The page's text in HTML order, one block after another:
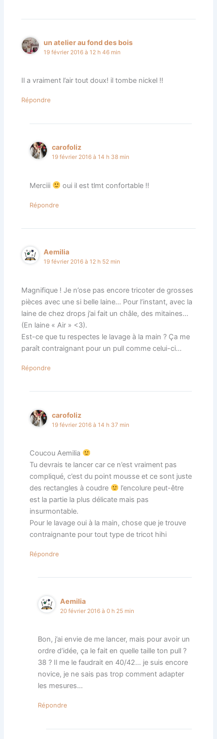
un atelier au fond des bois
19 février 2016 à 12 h 46 min
Il a vraiment l’air tout doux! il tombe nickel !!
Répondre
carofoliz
19 février 2016 à 14 h 38 min
Merciii oui il est tlmt confortable !!
Répondre
Aemilia
19 février 2016 à 12 h 52 min
Magnifique ! Je n’ose pas encore tricoter de grosses
pièces avec une si belle laine… Pour l’instant, avec la
laine de chez drops j’ai fait un châle, des mitaines…
(En laine « Air » <3).
Est-ce que tu respectes le lavage à la main ? Ça me
paraît contraignant pour un pull comme celui-ci…
Répondre
carofoliz
19 février 2016 à 14 h 37 min
Coucou Aemilia
Tu devrais te lancer car ce n’est vraiment pas
compliqué, c’est du point mousse et ce sont juste
des rectangles à coudre
l’encolure peut-être
est la partie la plus délicate mais pas
insurmontable.
Pour le lavage oui à la main, chose que je trouve
contraignante pour tout type de tricot hihi
Répondre
Aemilia
20 février 2016 à 0 h 25 min
Bon, j’ai envie de me lancer, mais pour avoir un
ordre d’idée, ça le fait en quelle taille ton pull ?
38 ? Il me le faudrait en 40/42… je suis encore
novice, je ne sais pas trop comment adapter
les mesures…
Répondre